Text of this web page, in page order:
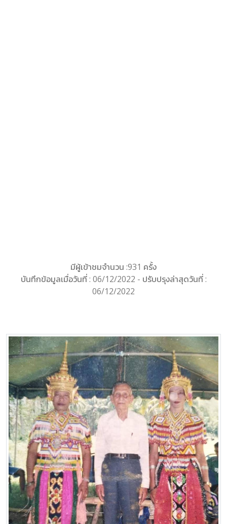
มีผู้เข้าชมจำนวน :931 ครั้ง
บันทึกข้อมูลเมื่อวันที่ : 06/12/2022 - ปรับปรุงล่าสุดวันที่ :
06/12/2022